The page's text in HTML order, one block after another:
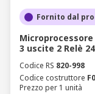
Fornito dal
Microprocessore
3 uscite 2 Relè
Codice RS 820-998
Codice costruttore
Prezzo per 1 unità